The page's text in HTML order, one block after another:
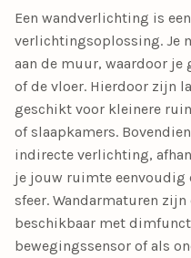
Een wandverlichting is
verlichtingsoplossing. Je
aan de muur, waardoor
of de vloer. Hierdoor zijn
geschikt voor kleinere
of slaapkamers.
indirecte verlichting,
je jouw ruimte eenvoudig
sfeer. Wandarmaturen
beschikbaar met
bewegingssensor of als